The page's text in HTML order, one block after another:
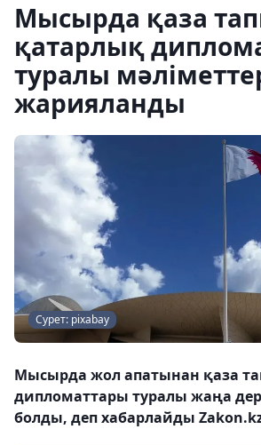
Мысырда қаза
қатарлық
туралы
жарияланды
Сурет: pixabay
Мысырда жол апатынан қаза
дипломаттары туралы жаңа
болды, деп хабарлайды